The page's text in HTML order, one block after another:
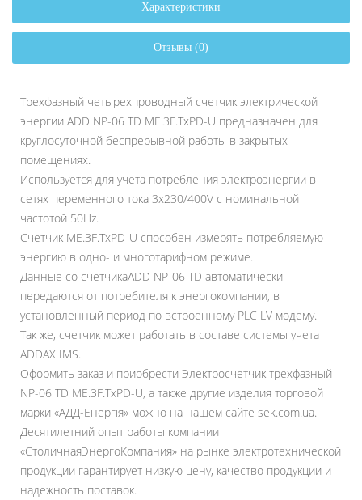
Характеристики
Отзывы (0)
Трехфазный четырехпроводный счетчик электрической
энергии ADD NP-06 TD ME.3F.TxPD-U предназначен для
круглосуточной беспрерывной работы в закрытых
помещениях.
Используется для учета потребления электроэнергии в
сетях переменного тока 3х230/400V с номинальной
частотой 50Hz.
Счетчик ME.3F.TxPD-U способен измерять потребляемую
энергию в одно- и многотарифном режиме.
Данные со счетчикаADD NP-06 TD автоматически
передаются от потребителя к энергокомпании, в
установленный период по встроенному PLC LV модему.
Так же, счетчик может работать в составе системы учета
ADDAX IMS.
Оформить заказ и приобрести Электросчетчик трехфазный
NP-06 TD ME.3F.TxPD-U, а также другие изделия торговой
марки «АДД-Енергія» можно на нашем сайте sek.com.ua.
Десятилетний опыт работы компании
«СтоличнаяЭнергоКомпания» на рынке электротехнической
продукции гарантирует низкую цену, качество продукции и
надежность поставок.